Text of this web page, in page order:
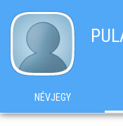
NÉVJEGY